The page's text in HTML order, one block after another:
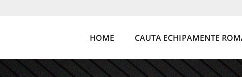
HOME CAUTA ECHIPAMENTE